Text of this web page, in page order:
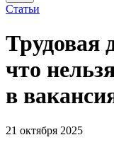
Статьи
Трудовая
что
в
21 октября 2025